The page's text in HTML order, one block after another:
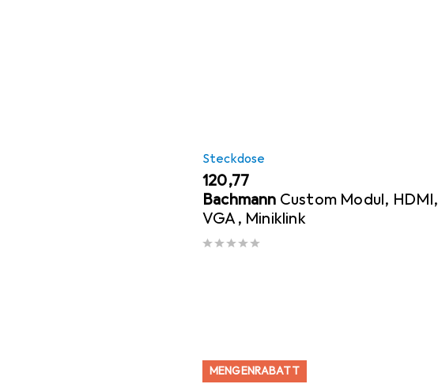
Steckdose
EUR
120,77
Bachmann Custom Modul, HDMI,
VGA, Miniklink
MENGENRABATT